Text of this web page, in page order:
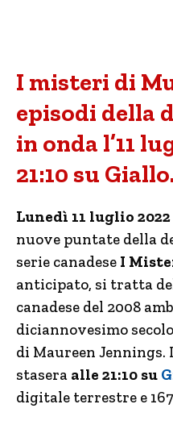
I misteri di
episodi della
in onda l’11
21:10 su Giallo.
Lunedì 11 luglio 2022
nuove puntate della
serie canadese I
anticipato, si tratta
canadese del 2008
diciannovesimo
di Maureen Jennings.
stasera alle 21:10 su
digitale terrestre e